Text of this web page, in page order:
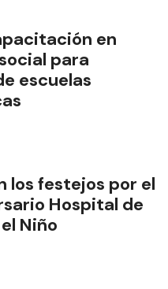
en
para
escuelas
los festejos por el
Hospital de
Niño